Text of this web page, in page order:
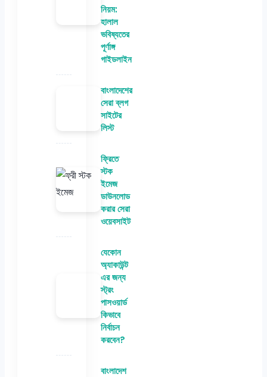
নিয়ম:
হালাল
ভবিষ্যতের
পূর্ণাঙ্গ
গাইডলাইন
বাংলাদেশের
সেরা ব্লগ
সাইটের
লিস্ট
ফ্রিতে
স্টক
ইমেজ
ডাউনলোড
করার সেরা
ওয়েবসাইট
যেকোন
অ্যাকাউন্ট
এর জন্য
স্ট্রং
পাসওয়ার্ড
কিভাবে
নির্বাচন
করবেন?
বাংলাদেশ